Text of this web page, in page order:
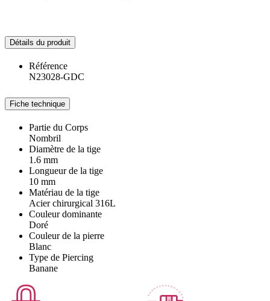
Détails du produit
Référence
N23028-GDC
Fiche technique
Partie du Corps
Nombril
Diamètre de la tige
1.6 mm
Longueur de la tige
10 mm
Matériau de la tige
Acier chirurgical 316L
Couleur dominante
Doré
Couleur de la pierre
Blanc
Type de Piercing
Banane